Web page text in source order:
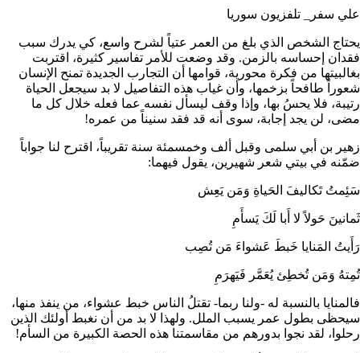
علي سفر_ تلفزيون سوريا
يحتاج الشخص الذي بلغ من العمر عتياً لشرح واسع، كي يدرك سبب
فقدان إحساسه بالزمن. وقد وضعت للأمر تفاسير كثيرة، اقتربت
بغالبيتها من فكرة محورية، قوامها أن التجارب الجديدة تمنح الإنسان
شعوراً طافحاً بزخمها، وأن غياب هذه التفاصيل لا بد سيجعل الحياة
رتيبة، فلا يحسُ بها، وإذا وقف ليسأل نفسه عما فعله خلال كل ما
مضى، لن يجد إجابة، سوى أنه قد فقد سنيناً من عمره!
زهير بن أبي سلمى وقبل ألف وخمسمئة سنة تقريباً، اقترح لنا جواباً
ضمّنه في بيتي شعر شهيرين، يقول فيهما:
سَئِمتُ تَكاليفَ الحَياةِ وَمَن يَعِش
ثَمانينَ حَولاً لا أَبا لَكَ يَسأَمِ
رَأَيتُ المَنايا خَبطَ عَشواءَ مَن تُصِب
تُمِتهُ وَمَن تُخطِئ يُعَمَّر فَيَهرَمِ
فالمنايا بالنسبة له -ولنا ربما- تقتلُ الناس خبط عشواء، من ينفذ منها،
سيحظى بطول عمر يسبب الملل. ولهذا لا بد من أن نغبط أولئك الذين
رحلوا، لقد نجوا بدورهم من مقاسمتنا هذه الحصة الكبيرة من السأم!